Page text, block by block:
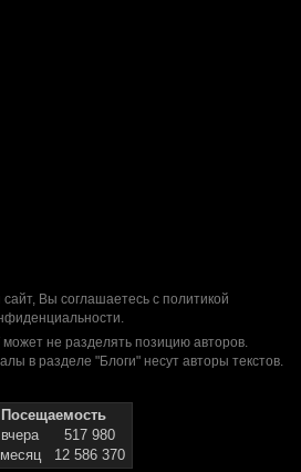
Вы соглашаетесь с политикой
.
не разделять позицию авторов.
в разделе "Блоги" несут авторы текстов.
Посещаемость
517 980
12 586 370